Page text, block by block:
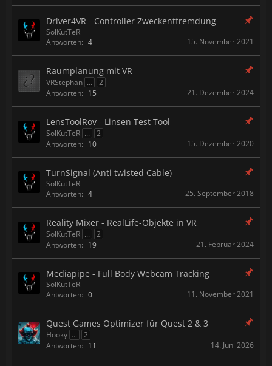
Driver4VR - Controller Zweckentfremdung
SolKutTeR
Antworten: 4 15. November 2021
Raumplanung mit VR
VRStephan ...
2
Antworten: 15 21. Dezember 2024
LensToolRov - Linsen Test Tool
SolKutTeR ...
2
Antworten: 10 15. Dezember 2020
TurnSignal (Anti twisted Cable)
SolKutTeR
Antworten: 4 25. September 2018
Reality Mixer - RealLife-Objekte in VR
SolKutTeR ...
2
Antworten: 19 21. Februar 2024
Mediapipe - Full Body Webcam Tracking
SolKutTeR
Antworten: 0 11. November 2021
Quest Games Optimizer für Quest 2 & 3
Hooky ...
2
Antworten: 11 14. Juni 2026